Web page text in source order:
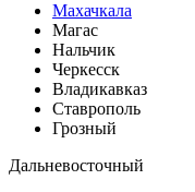
Махачкала
Магас
Нальчик
Черкесск
Владикавказ
Ставрополь
Грозный
Дальневосточный